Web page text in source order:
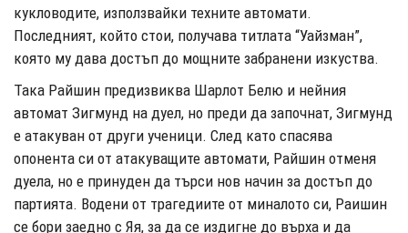
кукловодите, използвайки техните автомати.
Последният, който стои, получава титлата “Уайзман”,
която му дава достъп до мощните забранени изкуства.
Така Райшин предизвиква Шарлот Белю и нейния
автомат Зигмунд на дуел, но преди да започнат, Зигмунд
е атакуван от други ученици. След като спасява
опонента си от атакуващите автомати, Райшин отменя
дуела, но е принуден да търси нов начин за достъп до
партията. Водени от трагедиите от миналото си, Раишин
се бори заедно с Яя, за да се издигне до върха и да